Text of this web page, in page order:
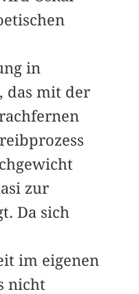
in
das mit der
zur
Da sich
im eigenen
nicht